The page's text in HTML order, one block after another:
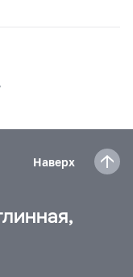
Наверх